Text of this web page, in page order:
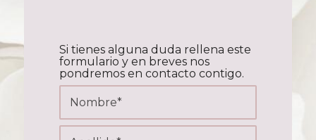
Si tienes alguna duda rellena este
formulario y en breves nos
pondremos en contacto contigo.